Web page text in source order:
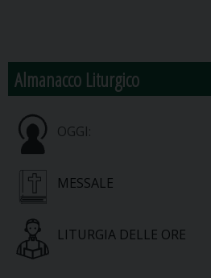
Almanacco Liturgico
OGGI:
MESSALE
LITURGIA DELLE ORE